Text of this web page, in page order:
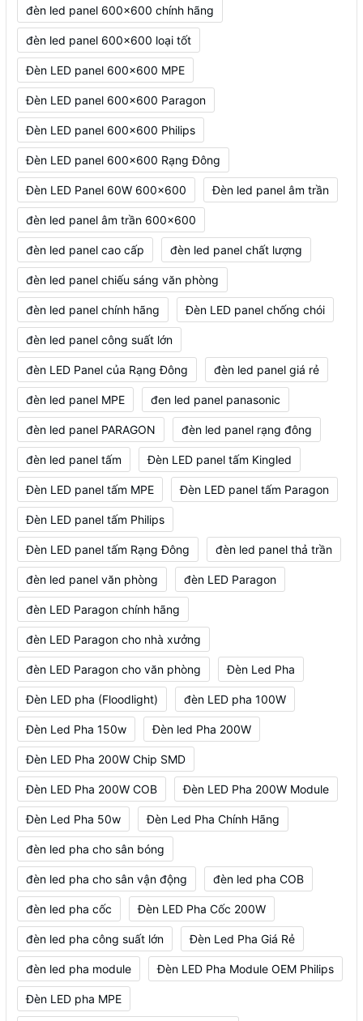
đèn led panel 600x600 chính hãng
đèn led panel 600x600 loại tốt
Đèn LED panel 600x600 MPE
Đèn LED panel 600x600 Paragon
Đèn LED panel 600x600 Philips
Đèn LED panel 600x600 Rạng Đông
Đèn LED Panel 60W 600x600 Đèn led panel âm trần
đèn led panel âm trần 600x600
đèn led panel cao cấp đèn led panel chất lượng
đèn led panel chiếu sáng văn phòng
đèn led panel chính hãng Đèn LED panel chống chói
đèn led panel công suất lớn
đèn LED Panel của Rạng Đông đèn led panel giá rẻ
đèn led panel MPE đen led panel panasonic
đèn led panel PARAGON đèn led panel rạng đông
đèn led panel tấm Đèn LED panel tấm Kingled
Đèn LED panel tấm MPE Đèn LED panel tấm Paragon
Đèn LED panel tấm Philips
Đèn LED panel tấm Rạng Đông đèn led panel thả trần
đèn led panel văn phòng đèn LED Paragon
đèn LED Paragon chính hãng
đèn LED Paragon cho nhà xưởng
đèn LED Paragon cho văn phòng Đèn Led Pha
Đèn LED pha (Floodlight) đèn LED pha 100W
Đèn Led Pha 150w Đèn led Pha 200W
Đèn LED Pha 200W Chip SMD
Đèn LED Pha 200W COB Đèn LED Pha 200W Module
Đèn Led Pha 50w Đèn Led Pha Chính Hãng
đèn led pha cho sân bóng
đèn led pha cho sân vận động đèn led pha COB
đèn led pha cốc Đèn LED Pha Cốc 200W
đèn led pha công suất lớn Đèn Led Pha Giá Rẻ
đèn led pha module Đèn LED Pha Module OEM Philips
Đèn LED pha MPE